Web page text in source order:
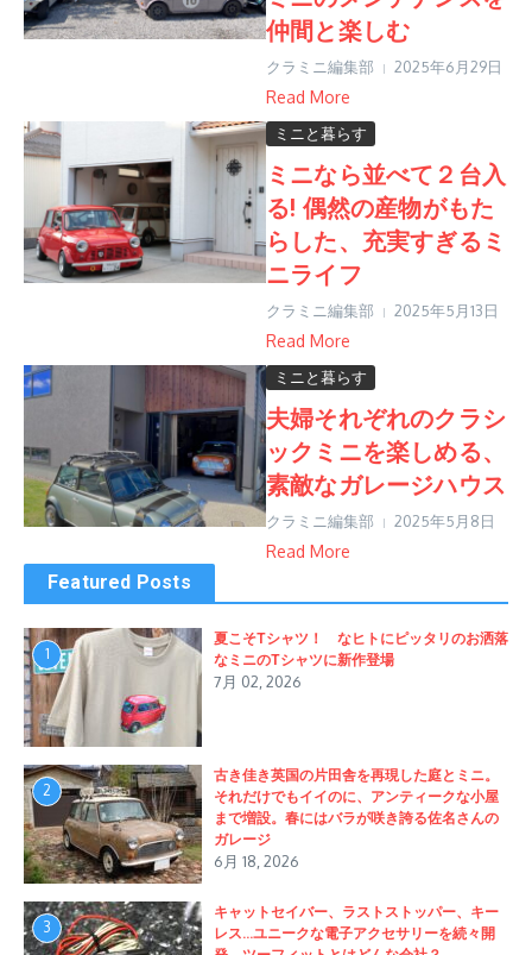
仲間と楽しむ
クラミニ編集部 2025年6月29日
Read More
ミニと暮らす
ミニなら並べて２台入
る! 偶然の産物がもた
らした、充実すぎるミ
ニライフ
クラミニ編集部 2025年5月13日
Read More
ミニと暮らす
夫婦それぞれのクラシ
ックミニを楽しめる、
素敵なガレージハウス
クラミニ編集部 2025年5月8日
Read More
Featured Posts
1
夏こそTシャツ！ なヒトにピッタリのお洒落
なミニのTシャツに新作登場
7月 02, 2026
2
古き佳き英国の片田舎を再現した庭とミニ。
それだけでもイイのに、アンティークな小屋
まで増設。春にはバラが咲き誇る佐名さんの
ガレージ
6月 18, 2026
3
キャットセイバー、ラストストッパー、キー
レス…ユニークな電子アクセサリーを続々開